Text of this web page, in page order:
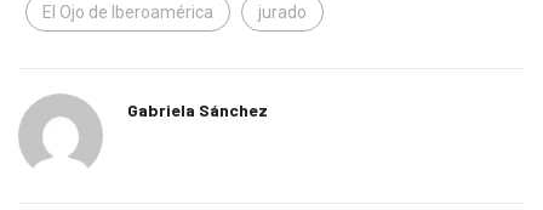
El Ojo de Iberoamérica jurado
Gabriela Sánchez